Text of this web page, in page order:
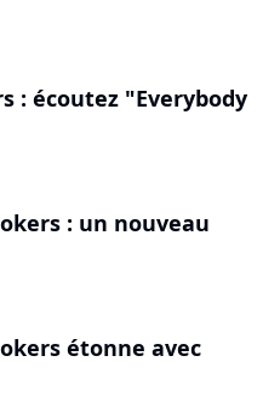
: écoutez "Everybody
: un nouveau
étonne avec